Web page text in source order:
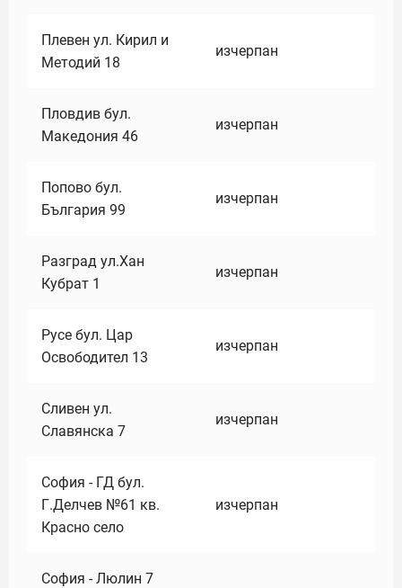
Плевен ул. Кирил и
Методий 18
изчерпан
Пловдив бул.
Македония 46
изчерпан
Попово бул.
България 99
изчерпан
Разград ул.Хан
Кубрат 1
изчерпан
Русе бул. Цар
Освободител 13
изчерпан
Сливен ул.
Славянска 7
изчерпан
София - ГД бул.
Г.Делчев №61 кв.
Красно село
изчерпан
София - Люлин 7